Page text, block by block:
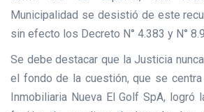
Municipalidad se desistió de este
sin efecto los Decreto N° 4.383 y N°
Se debe destacar que la Justicia
el fondo de la cuestión, que se
Inmobiliaria Nueva El Golf SpA, logró